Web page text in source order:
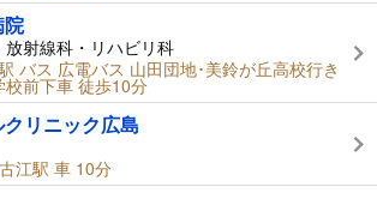
院
射線科・リハビリ科
バス 広電バス 山田団地･美鈴が丘高校行き
前下車 徒歩10分
リニック広島
江駅 車 10分